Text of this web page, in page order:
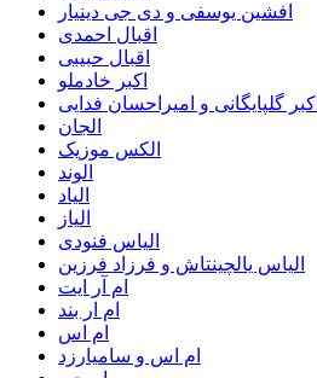
افشین یوسفی و دی جی دینیار
اقبال احمدی
اقبال حبیبی
اکبر خادملو
اکبر گلپایگانی و امیراحسان فدایی
الجان
الکس موزیک
الوند
الیاد
الیاز
الیاس فنودی
الیاس یالچینتاش و فرزاد فرزین
ام آر ایت
ام‌ ار بند
ام اس
ام اس و سامیارزد